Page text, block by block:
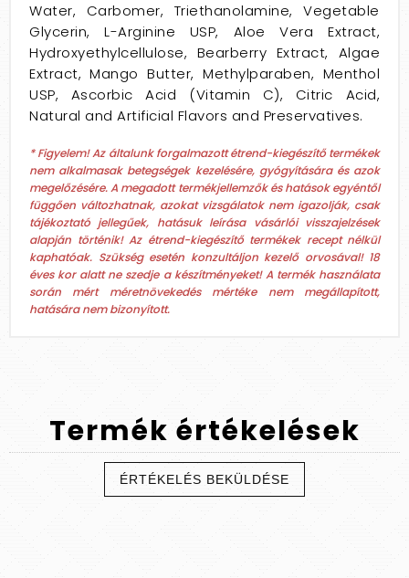
Water, Carbomer, Triethanolamine, Vegetable
Glycerin, L-Arginine USP, Aloe Vera Extract,
Hydroxyethylcellulose, Bearberry Extract, Algae
Extract, Mango Butter, Methylparaben, Menthol
USP, Ascorbic Acid (Vitamin C), Citric Acid,
Natural and Artificial Flavors and Preservatives.
* Figyelem! Az általunk forgalmazott étrend-kiegészítő termékek
nem alkalmasak betegségek kezelésére, gyógyítására és azok
megelőzésére. A megadott termékjellemzők és hatások egyéntől
függően változhatnak, azokat vizsgálatok nem igazolják, csak
tájékoztató jellegűek, hatásuk leírása vásárlói visszajelzések
alapján történik! Az étrend-kiegészítő termékek recept nélkül
kaphatóak. Szükség esetén konzultáljon kezelő orvosával! 18
éves kor alatt ne szedje a készítményeket! A termék használata
során mért méretnövekedés mértéke nem megállapított,
hatására nem bizonyított.
Termék értékelések
ÉRTÉKELÉS BEKÜLDÉSE